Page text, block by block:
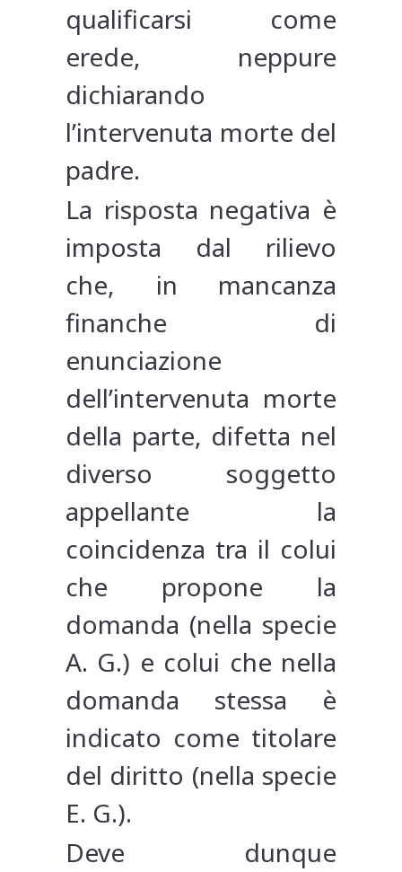
qualificarsi come
erede, neppure
dichiarando
l’intervenuta morte del
padre.
La risposta negativa è
imposta dal rilievo
che, in mancanza
finanche di
enunciazione
dell’intervenuta morte
della parte, difetta nel
diverso soggetto
appellante la
coincidenza tra il colui
che propone la
domanda (nella specie
A. G.) e colui che nella
domanda stessa è
indicato come titolare
del diritto (nella specie
E. G.).
Deve dunque